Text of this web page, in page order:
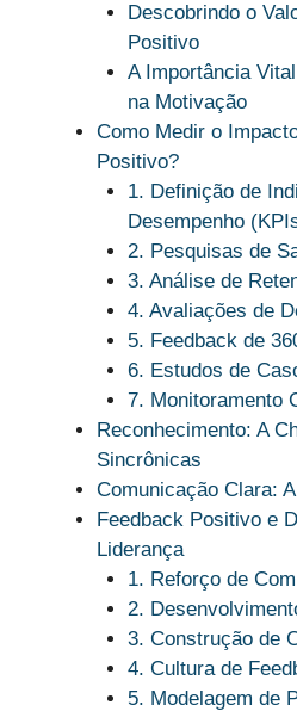
Descobrindo o
Positivo
A Importância
na Motivação
Como Medir o
Positivo?
1. Definição de
Desempenho
2. Pesquisas de
3. Análise de
4. Avaliações de
5. Feedback de
6. Estudos de
7. Monitoramento
Reconhecimento: A
Sincrônicas
Comunicação Clara:
Feedback Positivo e
Liderança
1. Reforço de
2.
3. Construção de
4. Cultura de
5. Modelagem de